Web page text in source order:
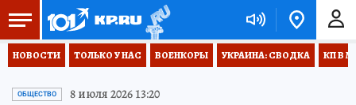
НОВОСТИ ТОЛЬКО У НАС ВОЕНКОРЫ УКРАИНА: СВОДКА КП В
ОБЩЕСТВО 8 июля 2026 13:20